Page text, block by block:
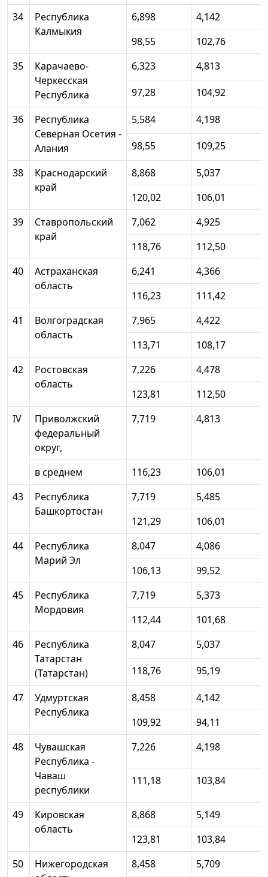
34
Республика
Калмыкия
6,898
4,142
98,55
102,76
35
Карачаево-
Черкесская
Республика
6,323
4,813
97,28
104,92
36
Республика
Северная Осетия -
Алания
5,584
4,198
98,55
109,25
38
Краснодарский
край
8,868
5,037
120,02
106,01
39
Ставропольский
край
7,062
4,925
118,76
112,50
40
Астраханская
область
6,241
4,366
116,23
111,42
41
Волгоградская
область
7,965
4,422
113,71
108,17
42
Ростовская
область
7,226
4,478
123,81
112,50
IV
Приволжский
федеральный
округ,
7,719 4,813
в среднем 116,23
106,01
43
Республика
Башкортостан
7,719
5,485
121,29
106,01
44
Республика
Марий Эл
8,047
4,086
106,13
99,52
45
Республика
Мордовия
7,719
5,373
112,44
101,68
46
Республика
Татарстан
(Татарстан)
8,047
5,037
118,76
95,19
47
Удмуртская
Республика
8,458
4,142
109,92
94,11
48
Чувашская
Республика -
Чаваш
республики
7,226 4,198
111,18 103,84
49
Кировская
область
8,868
5,149
123,81
103,84
50
Нижегородская
8,458 5,709